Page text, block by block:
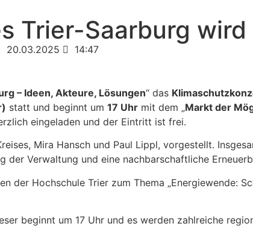
Trier-Saarburg
20.03.2025 14:47
– Ideen, Akteure, Lösungen“ das
statt und beginnt um 17 Uhr mit dem „Markt der
eingeladen und der Eintritt ist frei.
Mira Hansch und Paul Lippl, vorgestellt.
Verwaltung und eine nachbarschaftliche
Hochschule Trier zum Thema „Energiewende:
beginnt um 17 Uhr und es werden zahlreiche